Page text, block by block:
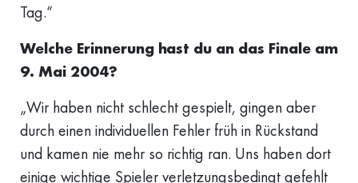
Tag.“
Welche Erinnerung hast du an das Finale am
9. Mai 2004?
„Wir haben nicht schlecht gespielt, gingen aber
durch einen individuellen Fehler früh in Rückstand
und kamen nie mehr so richtig ran. Uns haben dort
einige wichtige Spieler verletzungsbedingt gefehlt